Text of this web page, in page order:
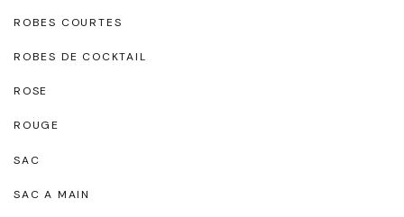
ROBES COURTES
ROBES DE COCKTAIL
ROSE
ROUGE
SAC
SAC A MAIN